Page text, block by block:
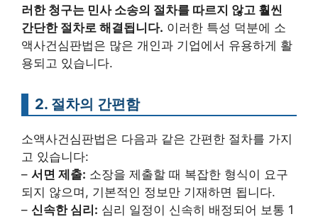
러한 청구는 민사 소송의 절차를 따르지 않고 훨씬
간단한 절차로 해결됩니다. 이러한 특성 덕분에 소
액사건심판법은 많은 개인과 기업에서 유용하게 활
용되고 있습니다.
2. 절차의 간편함
소액사건심판법은 다음과 같은 간편한 절차를 가지
고 있습니다:
– 서면 제출: 소장을 제출할 때 복잡한 형식이 요구
되지 않으며, 기본적인 정보만 기재하면 됩니다.
– 신속한 심리: 심리 일정이 신속히 배정되어 보통 1